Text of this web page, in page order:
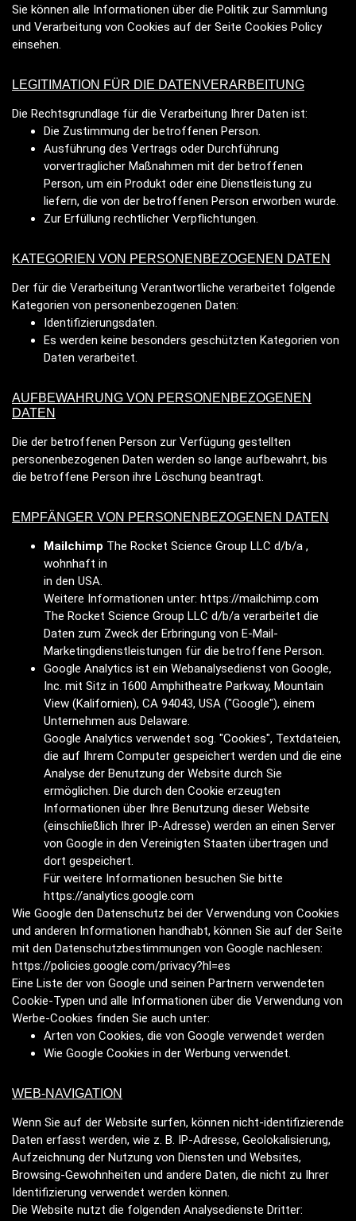
Sie können alle Informationen über die Politik zur Sammlung
und Verarbeitung von Cookies auf der Seite Cookies Policy
einsehen.
LEGITIMATION FÜR DIE DATENVERARBEITUNG
Die Rechtsgrundlage für die Verarbeitung Ihrer Daten ist:
Die Zustimmung der betroffenen Person.
Ausführung des Vertrags oder Durchführung
vorvertraglicher Maßnahmen mit der betroffenen
Person, um ein Produkt oder eine Dienstleistung zu
liefern, die von der betroffenen Person erworben wurde.
Zur Erfüllung rechtlicher Verpflichtungen.
KATEGORIEN VON PERSONENBEZOGENEN DATEN
Der für die Verarbeitung Verantwortliche verarbeitet folgende
Kategorien von personenbezogenen Daten:
Identifizierungsdaten.
Es werden keine besonders geschützten Kategorien von
Daten verarbeitet.
AUFBEWAHRUNG VON PERSONENBEZOGENEN
DATEN
Die der betroffenen Person zur Verfügung gestellten
personenbezogenen Daten werden so lange aufbewahrt, bis
die betroffene Person ihre Löschung beantragt.
EMPFÄNGER VON PERSONENBEZOGENEN DATEN
Mailchimp The Rocket Science Group LLC d/b/a ,
wohnhaft in
in den USA.
Weitere Informationen unter: https://mailchimp.com
The Rocket Science Group LLC d/b/a verarbeitet die
Daten zum Zweck der Erbringung von E-Mail-
Marketingdienstleistungen für die betroffene Person.
Google Analytics ist ein Webanalysedienst von Google,
Inc. mit Sitz in 1600 Amphitheatre Parkway, Mountain
View (Kalifornien), CA 94043, USA ("Google"), einem
Unternehmen aus Delaware.
Google Analytics verwendet sog. "Cookies", Textdateien,
die auf Ihrem Computer gespeichert werden und die eine
Analyse der Benutzung der Website durch Sie
ermöglichen. Die durch den Cookie erzeugten
Informationen über Ihre Benutzung dieser Website
(einschließlich Ihrer IP-Adresse) werden an einen Server
von Google in den Vereinigten Staaten übertragen und
dort gespeichert.
Für weitere Informationen besuchen Sie bitte
https://analytics.google.com
Wie Google den Datenschutz bei der Verwendung von Cookies
und anderen Informationen handhabt, können Sie auf der Seite
mit den Datenschutzbestimmungen von Google nachlesen:
https://policies.google.com/privacy?hl=es
Eine Liste der von Google und seinen Partnern verwendeten
Cookie-Typen und alle Informationen über die Verwendung von
Werbe-Cookies finden Sie auch unter:
Arten von Cookies, die von Google verwendet werden
Wie Google Cookies in der Werbung verwendet.
WEB-NAVIGATION
Wenn Sie auf der Website surfen, können nicht-identifizierende
Daten erfasst werden, wie z. B. IP-Adresse, Geolokalisierung,
Aufzeichnung der Nutzung von Diensten und Websites,
Browsing-Gewohnheiten und andere Daten, die nicht zu Ihrer
Identifizierung verwendet werden können.
Die Website nutzt die folgenden Analysedienste Dritter: